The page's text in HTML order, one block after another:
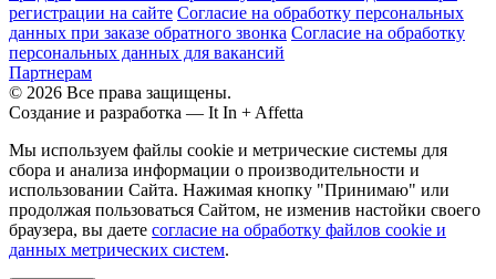
регистрации на сайте Согласие на обработку персональных
данных при заказе обратного звонка Согласие на обработку
персональных данных для вакансий
Партнерам
© 2026 Все права защищены.
Создание и разработка — It In + Affetta
Мы используем файлы cookie и метрические системы для
сбора и анализа информации о производительности и
использовании Сайта. Нажимая кнопку "Принимаю" или
продолжая пользоваться Сайтом, не изменив настойки своего
браузера, вы даете согласие на обработку файлов cookie и
данных метрических систем.